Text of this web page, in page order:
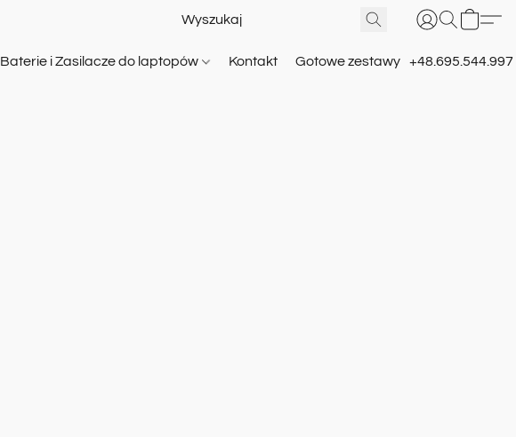
Baterie i Zasilacze do laptopów Kontakt Gotowe zestawy +48.695.544.997